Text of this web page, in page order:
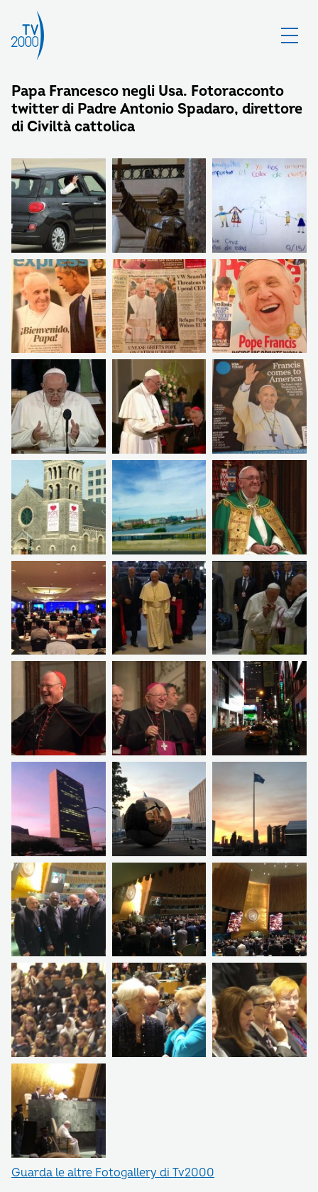
Papa Francesco negli Usa. Fotoracconto
twitter di Padre Antonio Spadaro, direttore
di Civiltà cattolica
Guarda le altre Fotogallery di Tv2000